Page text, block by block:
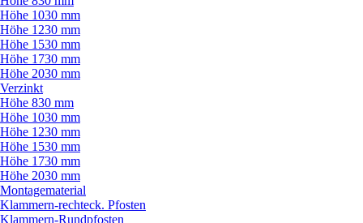
Höhe 1030 mm
Höhe 1230 mm
Höhe 1530 mm
Höhe 1730 mm
Höhe 2030 mm
Verzinkt
Höhe 830 mm
Höhe 1030 mm
Höhe 1230 mm
Höhe 1530 mm
Höhe 1730 mm
Höhe 2030 mm
Montagematerial
Klammern-rechteck. Pfosten
Klammern-Rundpfosten